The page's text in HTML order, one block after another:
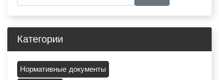
Категории
Нормативные документы